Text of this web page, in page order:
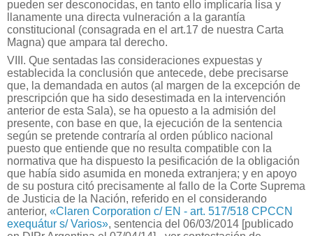
pueden ser desconocidas, en tanto ello implicaría lisa y
llanamente una directa vulneración a la garantía
constitucional (consagrada en el art.17 de nuestra Carta
Magna) que ampara tal derecho.
VIII. Que sentadas las consideraciones expuestas y
establecida la conclusión que antecede, debe precisarse
que, la demandada en autos (al margen de la excepción de
prescripción que ha sido desestimada en la intervención
anterior de esta Sala), se ha opuesto a la admisión del
presente, con base en que, la ejecución de la sentencia
según se pretende contraría al orden público nacional
puesto que entiende que no resulta compatible con la
normativa que ha dispuesto la pesificación de la obligación
que había sido asumida en moneda extranjera; y en apoyo
de su postura citó precisamente al fallo de la Corte Suprema
de Justicia de la Nación, referido en el considerando
anterior, «Claren Corporation c/ EN - art. 517/518 CPCCN
exequátur s/ Varios», sentencia del 06/03/2014 [publicado